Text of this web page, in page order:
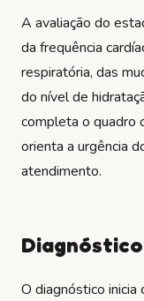
A avaliação do
da frequência
respiratória, das
do nível de
completa o quadro
orienta a urgência
atendimento.
Diagnóstico
O diagnóstico inicia